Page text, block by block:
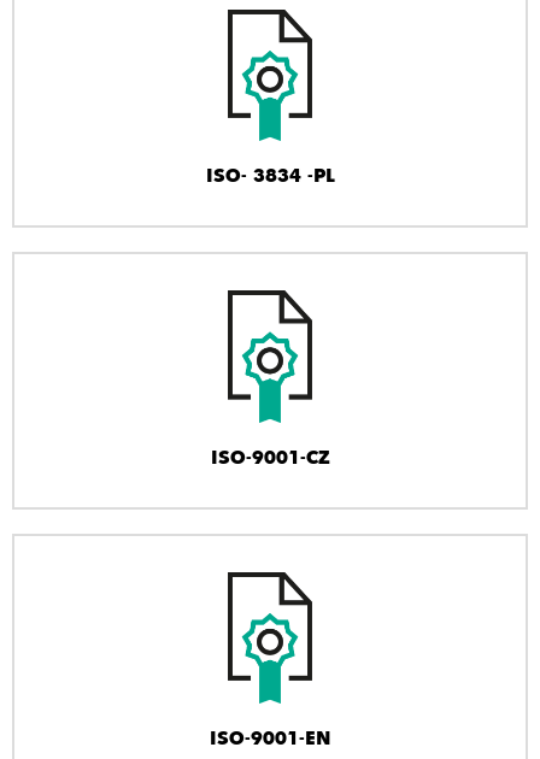
ISO- 3834 -PL
ISO-9001-CZ
ISO-9001-EN